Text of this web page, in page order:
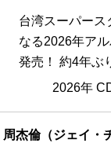
台湾スーパース
なる2026年ア
発売！ 約4年ぶ
2026年
周杰倫（ジェイ・